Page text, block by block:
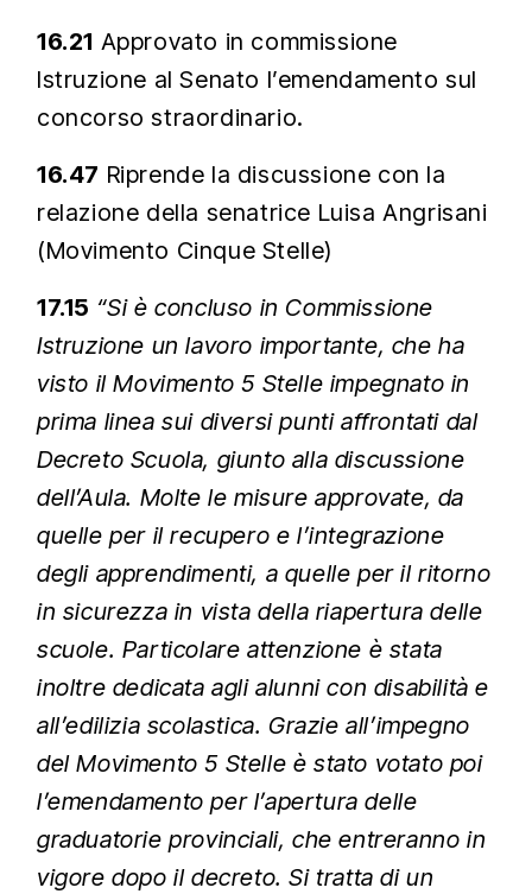
16.21 Approvato in commissione
Istruzione al Senato l’emendamento sul
concorso straordinario.
16.47 Riprende la discussione con la
relazione della senatrice Luisa Angrisani
(Movimento Cinque Stelle)
17.15 “Si è concluso in Commissione
Istruzione un lavoro importante, che ha
visto il Movimento 5 Stelle impegnato in
prima linea sui diversi punti affrontati dal
Decreto Scuola, giunto alla discussione
dell’Aula. Molte le misure approvate, da
quelle per il recupero e l’integrazione
degli apprendimenti, a quelle per il ritorno
in sicurezza in vista della riapertura delle
scuole. Particolare attenzione è stata
inoltre dedicata agli alunni con disabilità e
all’edilizia scolastica. Grazie all’impegno
del Movimento 5 Stelle è stato votato poi
l’emendamento per l’apertura delle
graduatorie provinciali, che entreranno in
vigore dopo il decreto. Si tratta di un